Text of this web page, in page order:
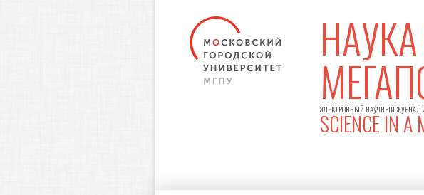
ЭЛЕКТРОННЫЙ НАУЧНЫЙ ЖУРНАЛ
SCIENCE IN A